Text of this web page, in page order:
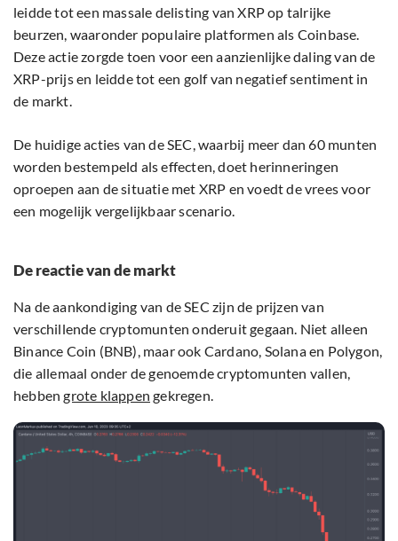
leidde tot een massale delisting van XRP op talrijke
beurzen, waaronder populaire platformen als Coinbase.
Deze actie zorgde toen voor een aanzienlijke daling van de
XRP-prijs en leidde tot een golf van negatief sentiment in
de markt.
De huidige acties van de SEC, waarbij meer dan 60 munten
worden bestempeld als effecten, doet herinneringen
oproepen aan de situatie met XRP en voedt de vrees voor
een mogelijk vergelijkbaar scenario.
De reactie van de markt
Na de aankondiging van de SEC zijn de prijzen van
verschillende cryptomunten onderuit gegaan. Niet alleen
Binance Coin (BNB), maar ook Cardano, Solana en Polygon,
die allemaal onder de genoemde cryptomunten vallen,
hebbengrote klappen gekregen.